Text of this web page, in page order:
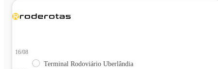
16/08
Terminal Rodoviário Uberlândia